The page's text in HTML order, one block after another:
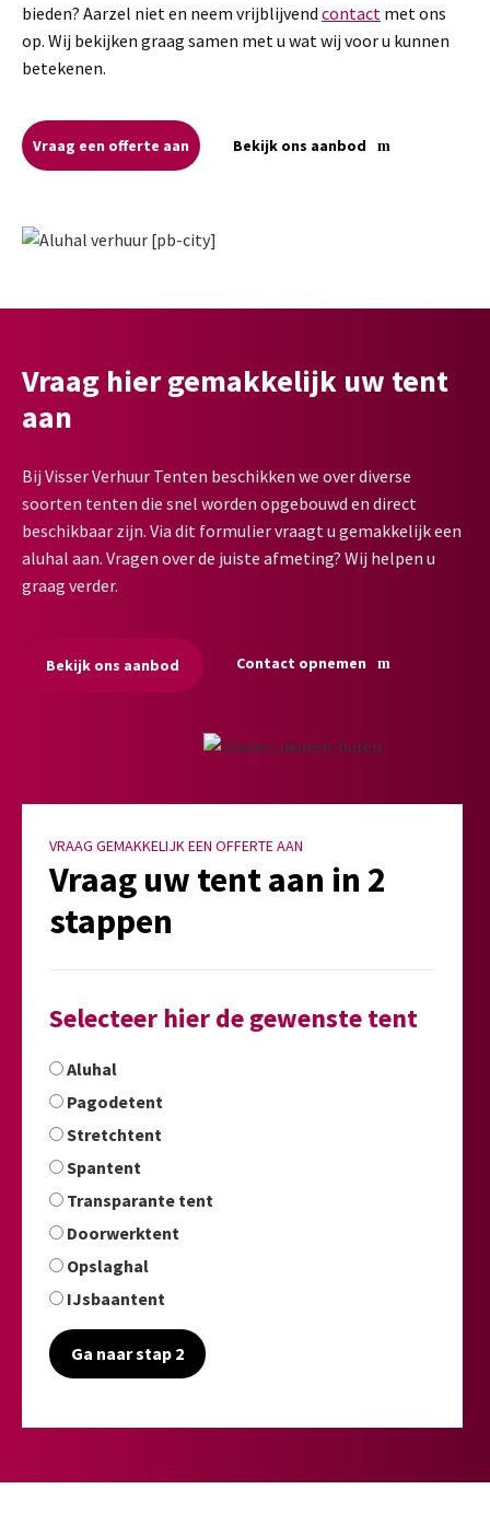
bieden? Aarzel niet en neem vrijblijvend contact met ons
op. Wij bekijken graag samen met u wat wij voor u kunnen
betekenen.
Vraag een offerte aan Bekijk ons aanbod
Vraag hier gemakkelijk uw tent
aan
Bij Visser Verhuur Tenten beschikken we over diverse
soorten tenten die snel worden opgebouwd en direct
beschikbaar zijn. Via dit formulier vraagt u gemakkelijk een
aluhal aan. Vragen over de juiste afmeting? Wij helpen u
graag verder.
Bekijk ons aanbod Contact opnemen
VRAAG GEMAKKELIJK EEN OFFERTE AAN
Vraag uw tent aan in 2
stappen
Selecteer hier de gewenste tent
Aluhal
Pagodetent
Stretchtent
Spantent
Transparante tent
Doorwerktent
Opslaghal
IJsbaantent
Ga naar stap 2